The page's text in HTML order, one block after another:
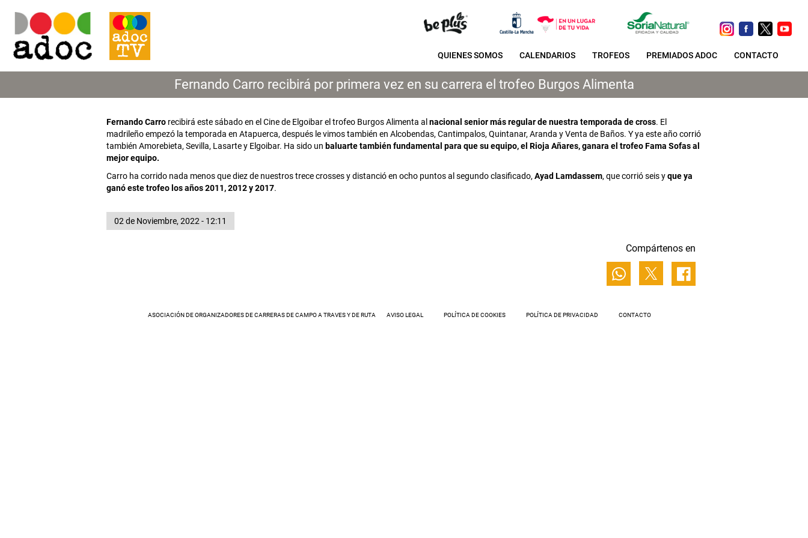
QUIENES SOMOS CALENDARIOS TROFEOS PREMIADOS ADOC CONTACTO
Fernando Carro recibirá por primera vez en su carrera el trofeo Burgos Alimenta
Fernando Carro recibirá este sábado en el Cine de Elgoibar el trofeo Burgos Alimenta al nacional senior más regular de nuestra temporada de cross. El
madrileño empezó la temporada en Atapuerca, después le vimos también en Alcobendas, Cantimpalos, Quintanar, Aranda y Venta de Baños. Y ya este año corrió
también Amorebieta, Sevilla, Lasarte y Elgoibar. Ha sido un baluarte también fundamental para que su equipo, el Rioja Añares, ganara el trofeo Fama Sofas al
mejor equipo.
Carro ha corrido nada menos que diez de nuestros trece crosses y distanció en ocho puntos al segundo clasificado, Ayad Lamdassem, que corrió seis yque ya
ganó este trofeo los años 2011, 2012 y 2017.
02 de Noviembre, 2022 - 12:11
Compártenos en
ASOCIACIÓN DE ORGANIZADORES DE CARRERAS DE CAMPO A TRAVES Y DE RUTA AVISO LEGAL POLÍTICA DE COOKIES POLÍTICA DE PRIVACIDAD CONTACTO